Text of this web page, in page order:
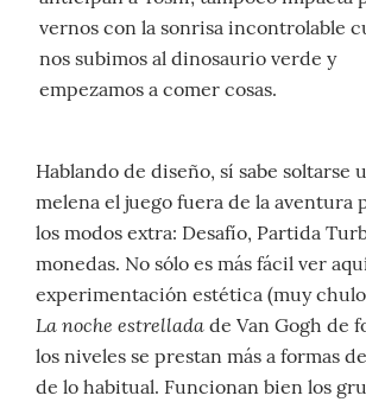
vernos con la sonrisa incontrolable
nos subimos al dinosaurio verde y
empezamos a comer cosas.
Hablando de diseño, sí sabe soltarse
melena el juego fuera de la aventura
los modos extra: Desafío, Partida
monedas. No sólo es más fácil ver
experimentación estética (muy
La noche estrellada de Van Gogh de
los niveles se prestan más a formas
de lo habitual. Funcionan bien los